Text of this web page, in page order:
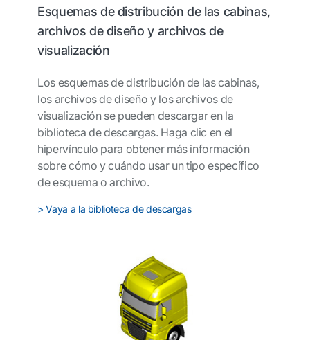
Esquemas de distribución de las cabinas,
archivos de diseño y archivos de
visualización
Los esquemas de distribución de las cabinas,
los archivos de diseño y los archivos de
visualización se pueden descargar en la
biblioteca de descargas. Haga clic en el
hipervínculo para obtener más información
sobre cómo y cuándo usar un tipo específico
de esquema o archivo.
> Vaya a la biblioteca de descargas